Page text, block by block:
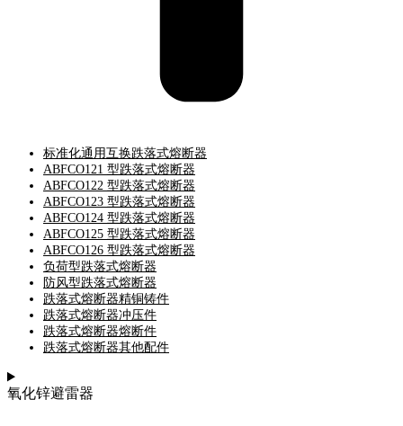
标准化通用互换跌落式熔断器
ABFCO121 型跌落式熔断器
ABFCO122 型跌落式熔断器
ABFCO123 型跌落式熔断器
ABFCO124 型跌落式熔断器
ABFCO125 型跌落式熔断器
ABFCO126 型跌落式熔断器
负荷型跌落式熔断器
防风型跌落式熔断器
跌落式熔断器精铜铸件
跌落式熔断器冲压件
跌落式熔断器熔断件
跌落式熔断器其他配件
氧化锌避雷器